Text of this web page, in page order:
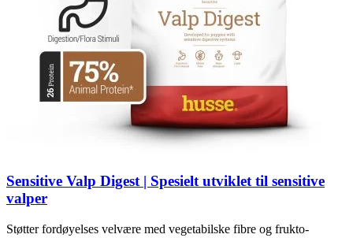
Sensitive Valp Digest | Spesielt utviklet til sensitive
valper
Støtter fordøyelses velvære med vegetabilske fibre og frukto-